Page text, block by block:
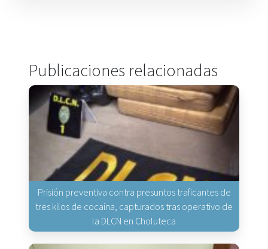
Publicaciones relacionadas
Prisión preventiva contra presuntos traficantes de
tres kilos de cocaína, capturados tras operativo de
la DLCN en Choluteca